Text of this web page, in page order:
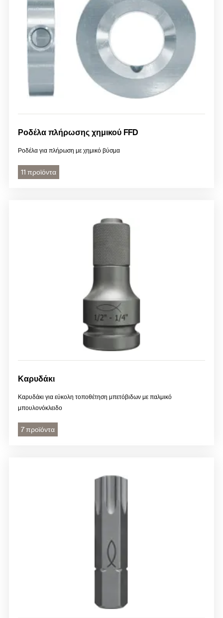
Ροδέλα πλήρωσης χημικού FFD
Ροδέλα για πλήρωση με χημικό βύσμα
11 προϊόντα
Καρυδάκι
Καρυδάκι για εύκολη τοποθέτηση μπετόβιδων με παλμικό
μπουλονόκλειδο
7 προϊόντα